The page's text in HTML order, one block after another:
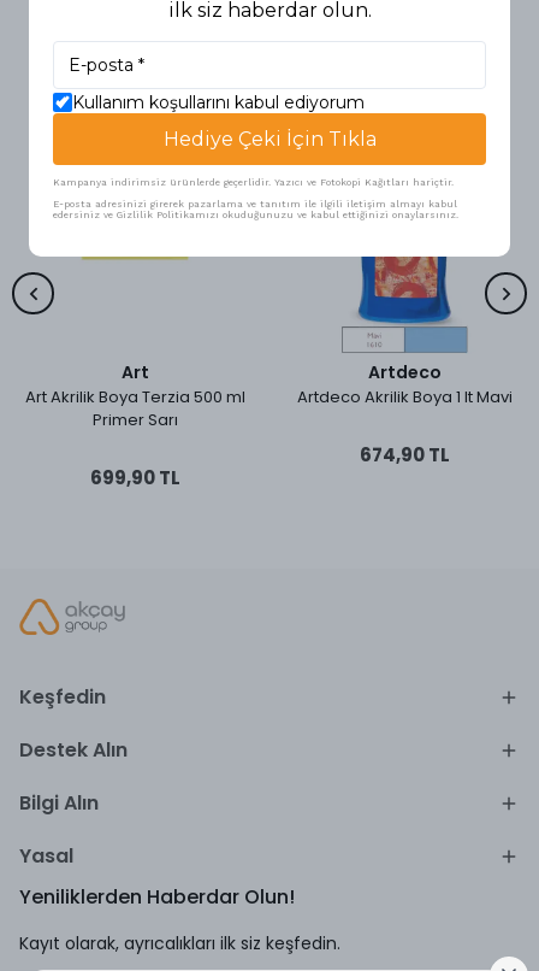
Art
Art Akrilik Boya Terzia 500 ml
Primer Sarı
699,90 TL
Artdeco
Artdeco Akrilik Boya 1 lt Mavi
674,90 TL
Keşfedin
Destek Alın
Bilgi Alın
Yasal
Yeniliklerden Haberdar Olun!
Kayıt olarak, ayrıcalıkları ilk siz keşfedin.
ilk siz haberdar olun.
Kullanım koşullarını kabul ediyorum
Hediye Çeki İçin Tıkla
Kampanya indirimsiz ürünlerde geçerlidir. Yazıcı ve Fotokopi Kağıtları hariçtir.
E-posta adresinizi girerek pazarlama ve tanıtım ile ilgili iletişim almayı kabul
edersiniz ve Gizlilik Politikamızı okuduğunuzu ve kabul ettiğinizi onaylarsınız.